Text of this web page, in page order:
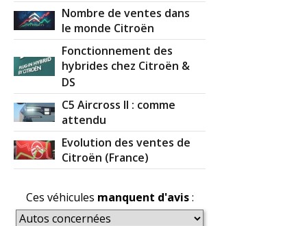
Nombre de ventes dans
le monde Citroën
Fonctionnement des
hybrides chez Citroën &
DS
C5 Aircross II : comme
attendu
Evolution des ventes de
Citroën (France)
Ces véhicules manquent d'avis: